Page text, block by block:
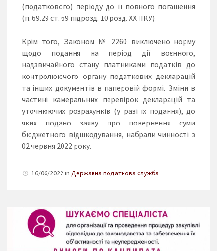
(податкового) періоду до її повного погашення
(п. 69.29 ст. 69 підрозд. 10 розд. ХХ ПКУ).
Крім того, Законом № 2260 виключено норму
щодо подання на період дії воєнного,
надзвичайного стану платниками податків до
контролюючого органу податкових декларацій
та інших документів в паперовій формі. Зміни в
частині камеральних перевірок декларацій та
уточнюючих розрахунків (у разі їх подання), до
яких подано заяву про повернення суми
бюджетного відшкодування, набрали чинності з
02 червня 2022 року.
16/06/2022 in Державна податкова служба